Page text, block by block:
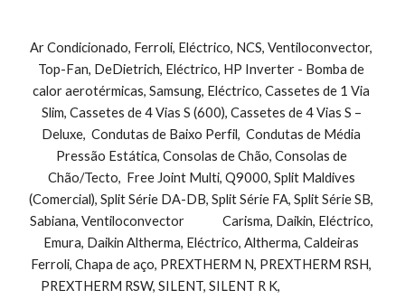
Ar Condicionado, Ferroli, Eléctrico, NCS, Ventiloconvector,
Top-Fan, DeDietrich, Eléctrico, HP Inverter - Bomba de
calor aerotérmicas, Samsung, Eléctrico, Cassetes de 1 Via
Slim, Cassetes de 4 Vias S (600), Cassetes de 4 Vias S –
Deluxe,  Condutas de Baixo Perfil,  Condutas de Média
Pressão Estática, Consolas de Chão, Consolas de
Chão/Tecto,  Free Joint Multi, Q9000, Split Maldives
(Comercial), Split Série DA-DB, Split Série FA, Split Série SB,
Sabiana, Ventiloconvector              Carisma, Daikin, Eléctrico,
Emura, Daikin Altherma, Eléctrico, Altherma, Caldeiras
Ferroli, Chapa de aço, PREXTHERM N, PREXTHERM RSH,
PREXTHERM RSW, SILENT, SILENT R K,